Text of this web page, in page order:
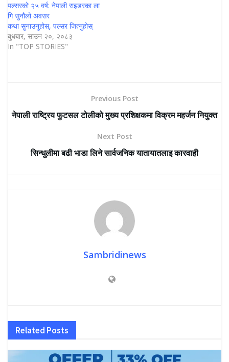
पल्सरको २५ वर्ष: नेपाली राइडरका ला
गि सुनौलो अवसर
कथा सुनाउनुहोस्, पल्सर जित्नुहोस्
बुधबार, साउन २०, २०८३
In "TOP STORIES"
Previous Post
नेपाली राष्ट्रिय फुटसल टोलीको मुख्य प्रशिक्षकमा विक्रम महर्जन नियुक्त
Next Post
सिन्धुलीमा बढी भाडा लिने सार्वजनिक यातायातलाइ कारवाही
Sambridinews
Related Posts